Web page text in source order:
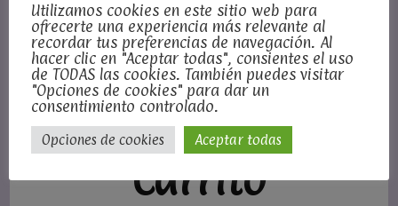
Inicio Carrito
Carrito
Utilizamos cookies en este sitio web para
ofrecerte una experiencia más relevante al
recordar tus preferencias de navegación. Al
hacer clic en "Aceptar todas", consientes el uso
de TODAS las cookies. También puedes visitar
"Opciones de cookies" para dar un
consentimiento controlado.
Opciones de cookies Aceptar todas